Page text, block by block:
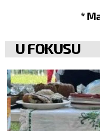
*
U FOKUSU